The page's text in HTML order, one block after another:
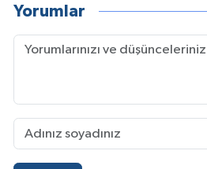
Yorumlar